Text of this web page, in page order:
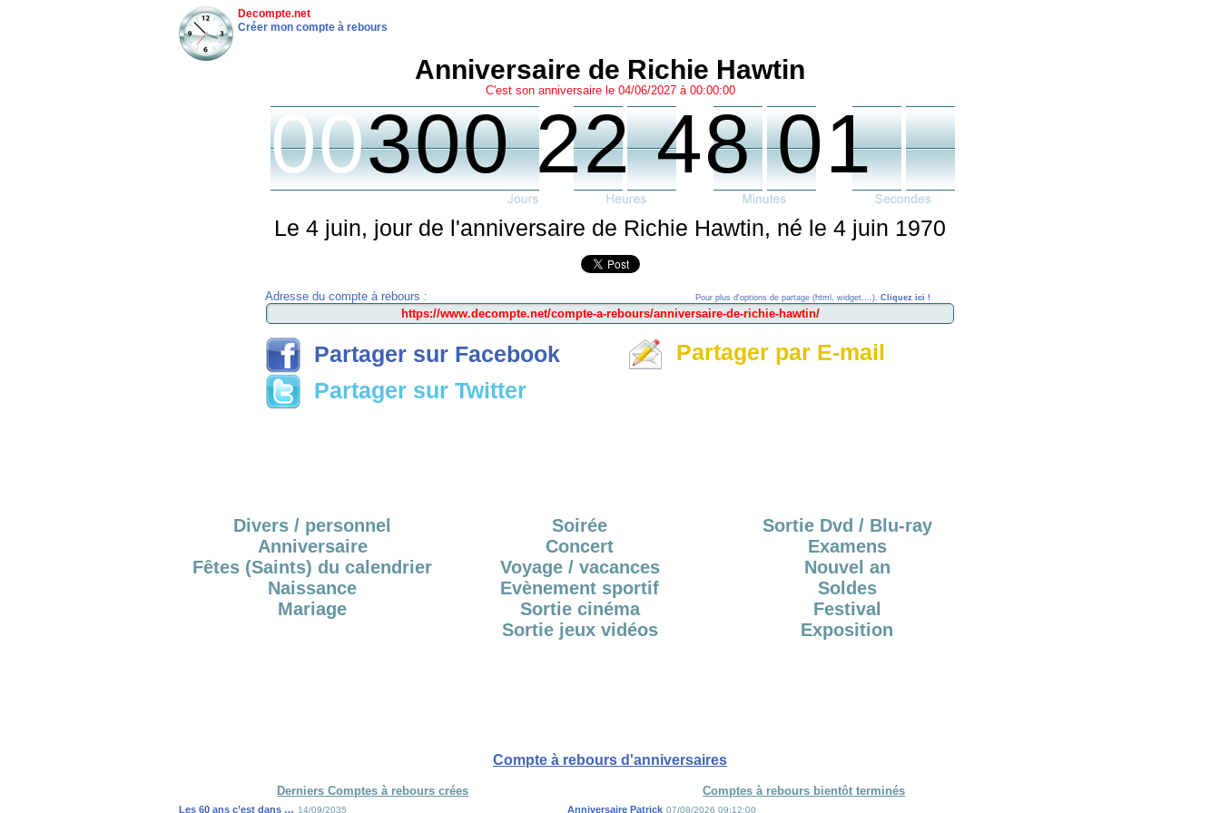
Decompte.net
Créer mon compte à rebours
Anniversaire de Richie Hawtin
C'est son anniversaire le 04/06/2027 à 00:00:00
00300 22 48 01
Le 4 juin, jour de l'anniversaire de Richie Hawtin, né le 4 juin 1970
Adresse du compte à rebours : Pour plus d'options de partage (html, widget,...), Cliquez ici !
Partager sur Facebook
Partager sur Twitter
Partager par E-mail
Divers / personnel
Anniversaire
Fêtes (Saints) du calendrier
Naissance
Mariage
Soirée
Concert
Voyage / vacances
Evènement sportif
Sortie cinéma
Sortie jeux vidéos
Sortie Dvd / Blu-ray
Examens
Nouvel an
Soldes
Festival
Exposition
Compte à rebours d'anniversaires
Derniers Comptes à rebours crées Comptes à rebours bientôt terminés
Les 60 ans c’est dans … 14/09/2035 Anniversaire Patrick 07/08/2026 09:12:00